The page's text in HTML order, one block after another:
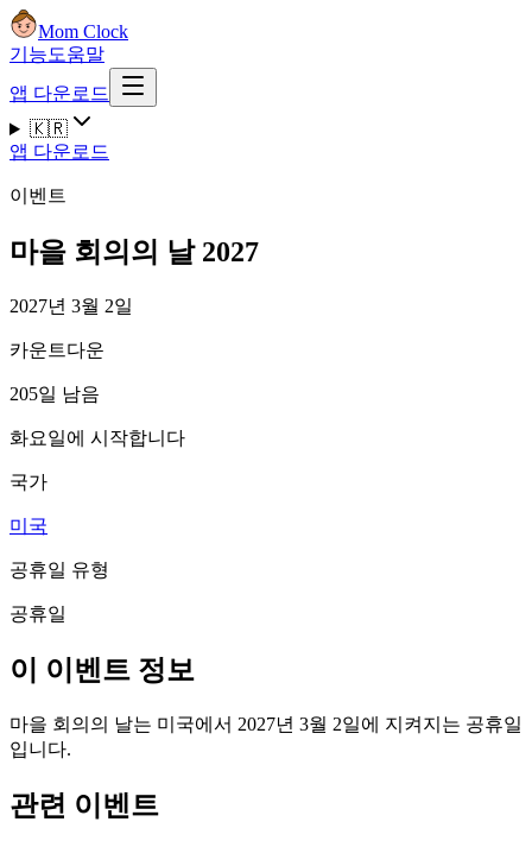
Mom Clock
기능도움말
앱 다운로드
🇰🇷
앱 다운로드
이벤트
마을 회의의 날 2027
2027년 3월 2일
카운트다운
205일 남음
화요일에 시작합니다
국가
미국
공휴일 유형
공휴일
이 이벤트 정보
마을 회의의 날는 미국에서 2027년 3월 2일에 지켜지는 공휴일
입니다.
관련 이벤트